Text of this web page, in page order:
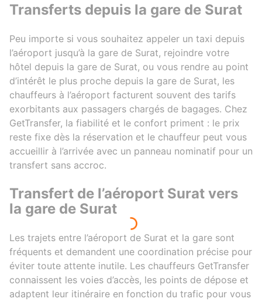
Transferts depuis la gare de Surat
Peu importe si vous souhaitez appeler un taxi depuis
l’aéroport jusqu’à la gare de Surat, rejoindre votre
hôtel depuis la gare de Surat, ou vous rendre au point
d’intérêt le plus proche depuis la gare de Surat, les
chauffeurs à l’aéroport facturent souvent des tarifs
exorbitants aux passagers chargés de bagages. Chez
GetTransfer, la fiabilité et le confort priment : le prix
reste fixe dès la réservation et le chauffeur peut vous
accueillir à l’arrivée avec un panneau nominatif pour un
transfert sans accroc.
Transfert de l’aéroport Surat vers
la gare de Surat
Les trajets entre l’aéroport de Surat et la gare sont
fréquents et demandent une coordination précise pour
éviter toute attente inutile. Les chauffeurs GetTransfer
connaissent les voies d’accès, les points de dépose et
adaptent leur itinéraire en fonction du trafic pour vous